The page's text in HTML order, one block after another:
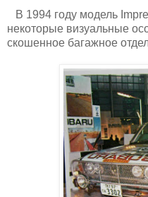
В 1994 году модель
некоторые визуальные
скошенное багажное